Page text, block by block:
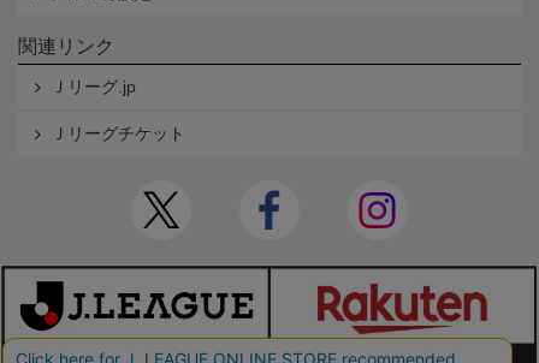
関連リンク
Ｊリーグ.jp
Ｊリーグチケット